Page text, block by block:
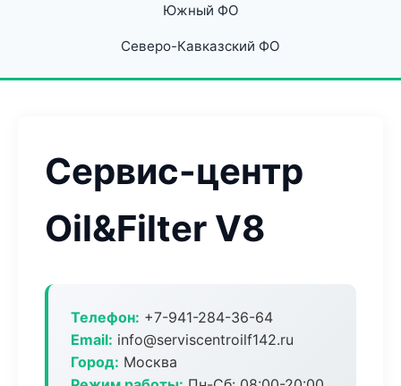
Южный ФО
Северо-Кавказский ФО
Сервис-центр
Oil&Filter V8
Телефон: +7-941-284-36-64
Email: info@serviscentroilf142.ru
Город: Москва